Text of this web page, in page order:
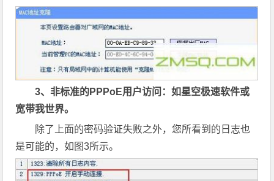
3、非标准的PPPoE用户访问：如星空极速软件或
宽带我世界。
除了上面的密码验证失败之外，您所看到的日志也
是可能的，如图3所示。